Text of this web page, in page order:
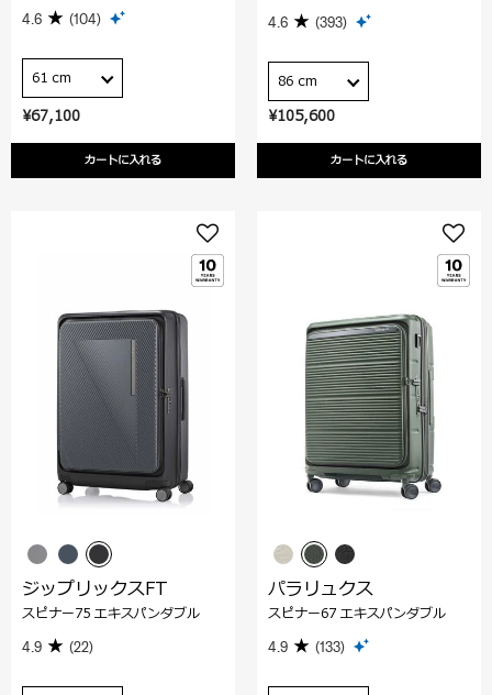
¥67,100
カートに入れる
4.6 (104)
61 cm
¥105,600
カートに入れる
4.6 (393)
86 cm
ジップリックスFT
スピナー75 エキスパンダブル
4.9 (22)
パラリュクス
スピナー67 エキスパンダブル
4.9 (133)